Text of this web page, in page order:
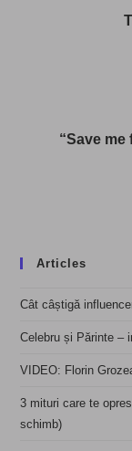
“Save
Articles
Cât câștigă
Celebru și Părinte –
VIDEO: Florin
3 mituri care te
schimb)